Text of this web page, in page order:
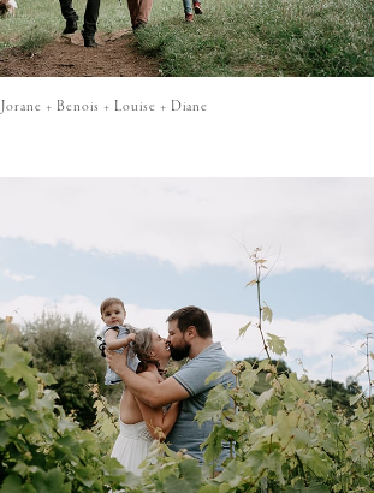
Jorane + Benois + Louise + Diane